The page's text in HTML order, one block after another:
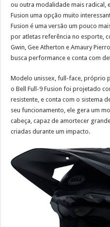
ou outra modalidade mais radical,
Fusion uma opção muito
Fusion é uma versão um pouco
por atletas referência no esporte,
Gwin, Gee Atherton e Amaury
busca performance e conta com
Modelo unissex, full-face, próprio
o Bell Full-9 Fusion foi projetado
resistente, e conta com o sistema
seu funcionamento, ele gera um
cabeça, capaz de amortecer
criadas durante um impacto.